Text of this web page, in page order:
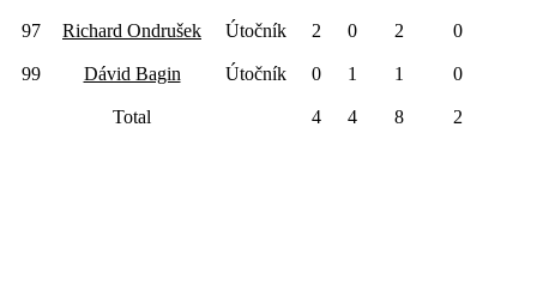
97 Richard Ondrušek Útočník 2 0 2 0
99 Dávid Bagin Útočník 0 1 1 0
Total 4 4 8 2